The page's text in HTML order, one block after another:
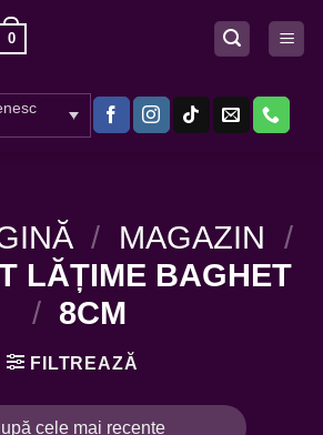
0
/ MAGAZIN /
LĂȚIME BAGHET
/ 8CM
FILTREAZĂ